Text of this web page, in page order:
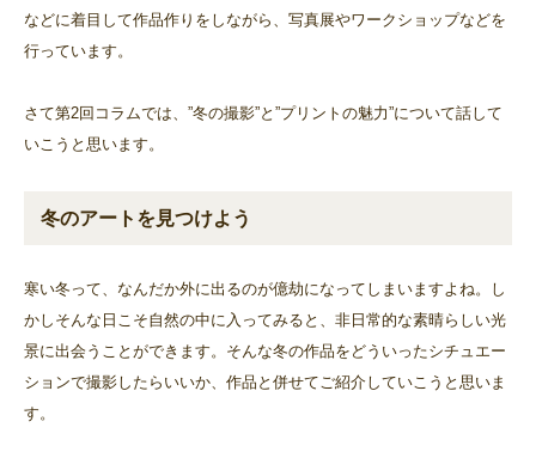
などに着目して作品作りをしながら、写真展やワークショップなどを
行っています。
さて第2回コラムでは、”冬の撮影”と”プリントの魅力”について話して
いこうと思います。
冬のアートを見つけよう
寒い冬って、なんだか外に出るのが億劫になってしまいますよね。し
かしそんな日こそ自然の中に入ってみると、非日常的な素晴らしい光
景に出会うことができます。そんな冬の作品をどういったシチュエー
ションで撮影したらいいか、作品と併せてご紹介していこうと思いま
す。